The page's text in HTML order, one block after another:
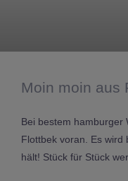
Moin moin aus
Bei bestem hamburger
Flottbek voran. Es wird
hält! Stück für Stück